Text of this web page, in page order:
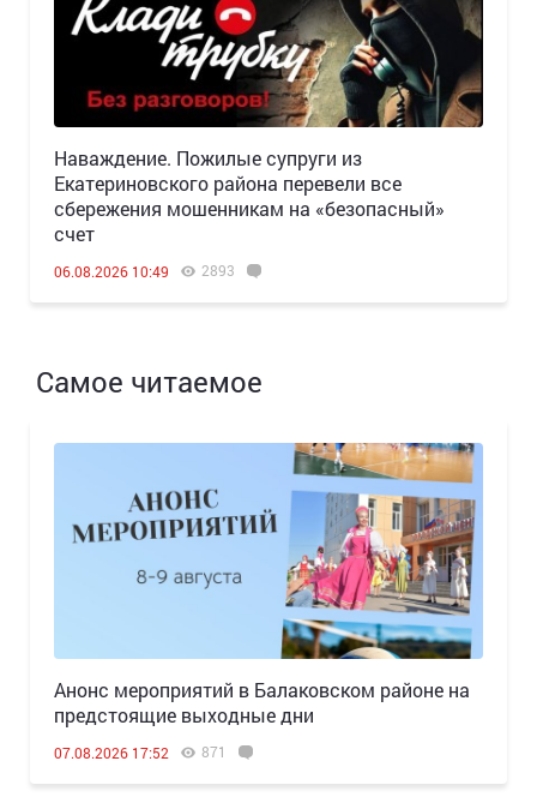
Наваждение. Пожилые супруги из
Екатериновского района перевели все
сбережения мошенникам на «безопасный»
счет
06.08.2026 10:49 2893
Самое читаемое
Анонс мероприятий в Балаковском районе на
предстоящие выходные дни
07.08.2026 17:52 871